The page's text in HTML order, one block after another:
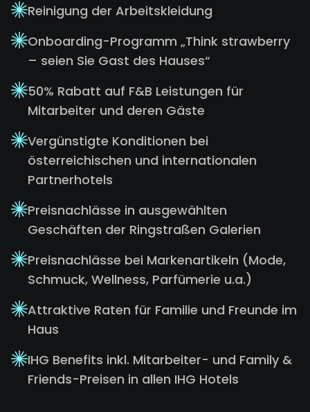
Reinigung der Arbeitskleidung
Onboarding-Programm „Think strawberry
– seien Sie Gast des Hauses“
50% Rabatt auf F&B Leistungen für
Mitarbeiter und deren Gäste
Vergünstigte Konditionen bei
österreichischen und internationalen
Partnerhotels
Preisnachlässe in ausgewählten
Geschäften der Ringstraßen Galerien
Preisnachlässe bei Markenartikeln (Mode,
Schmuck, Wellness, Parfümerie u.a.)
Attraktive Raten für Familie und Freunde im
Haus
IHG Benefits inkl. Mitarbeiter- und Family &
Friends-Preisen in allen IHG Hotels